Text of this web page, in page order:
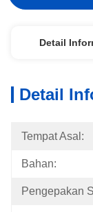
Detail
Detail
Tempat Asal:
Bahan:
Pengepakan